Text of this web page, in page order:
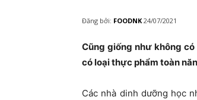
Đăng bởi: FOODNK 24/07/2021
Cũng giống như không
có loại thực phẩm toàn
Các nhà dinh dưỡng học